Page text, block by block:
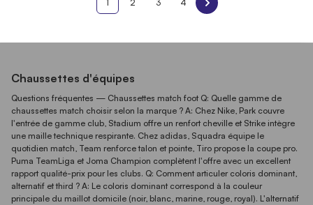
1 2 3 4
Chaussettes d'équipes
Questions fréquentes — Chaussettes match foot Q: Quelle gamme de
chaussettes match choisir selon la marque ? A: Chez Nike, Park couvre
l'entrée de gamme club, Stadium offre un renfort cheville et Strike intègre
une maille technique respirante. Chez adidas, Squadra équipe le
quotidien match, Team renforce talon et pointe, Tiro propose la coupe pro.
Puma TeamLiga et Joma Champion complètent l'offre avec un excellent
rapport qualité-prix pour les clubs. Q: Comment articuler coloris dominant,
alternatif et third ? A: Le coloris dominant correspond à la couleur
principale du maillot domicile (noir, blanc, marine, rouge, royal). L'alternatif